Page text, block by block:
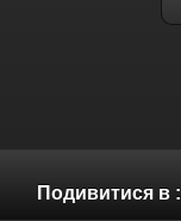
Подивитися в :